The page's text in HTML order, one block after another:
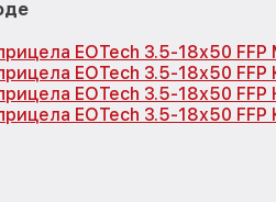
EOTech 3.5-18x50 FFP
EOTech 3.5-18x50 FFP
EOTech 3.5-18x50
EOTech 3.5-18x50 FFP